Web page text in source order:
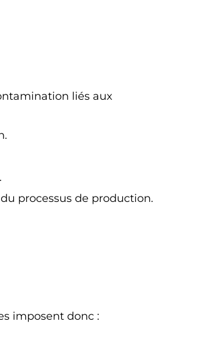
liés aux
processus de production.
imposent donc :